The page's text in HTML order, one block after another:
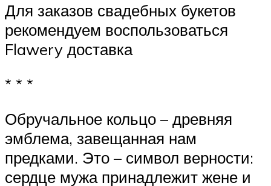
Для заказов свадебных букетов
рекомендуем воспользоваться
Flawery доставка
* * *
Обручальное кольцо – древняя
эмблема, завещанная нам
предками. Это – символ верности:
сердце мужа принадлежит жене и